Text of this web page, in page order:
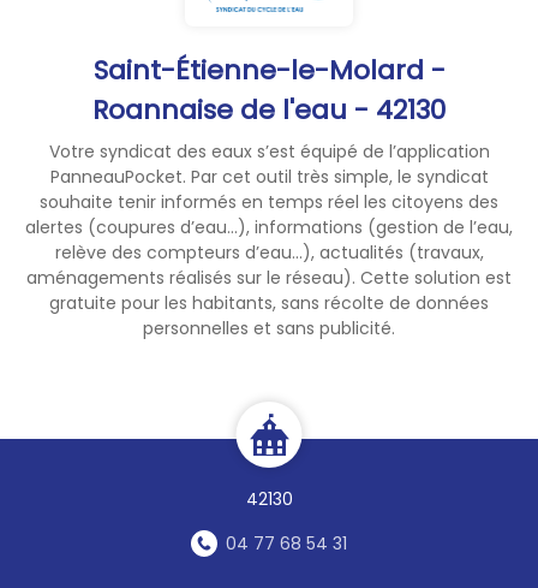
Saint-Étienne-le-Molard -
Roannaise de l'eau - 42130
Votre syndicat des eaux s’est équipé de l’application
PanneauPocket. Par cet outil très simple, le syndicat
souhaite tenir informés en temps réel les citoyens des
alertes (coupures d’eau...), informations (gestion de l’eau,
relève des compteurs d’eau...), actualités (travaux,
aménagements réalisés sur le réseau). Cette solution est
gratuite pour les habitants, sans récolte de données
personnelles et sans publicité.
42130
04 77 68 54 31
www.rhone.gouv.fr
71 :www.saone-et-loire.gouv.fr